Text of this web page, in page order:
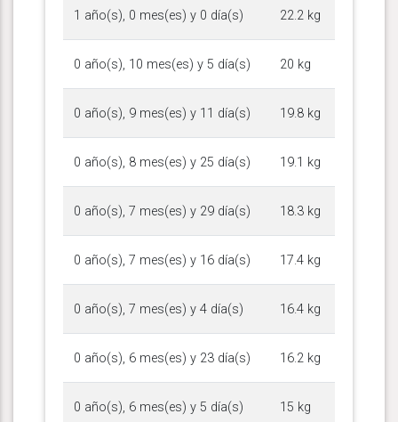
1 año(s), 0 mes(es) y 0 día(s) 22.2 kg
0 año(s), 10 mes(es) y 5 día(s) 20 kg
0 año(s), 9 mes(es) y 11 día(s) 19.8 kg
0 año(s), 8 mes(es) y 25 día(s) 19.1 kg
0 año(s), 7 mes(es) y 29 día(s) 18.3 kg
0 año(s), 7 mes(es) y 16 día(s) 17.4 kg
0 año(s), 7 mes(es) y 4 día(s) 16.4 kg
0 año(s), 6 mes(es) y 23 día(s) 16.2 kg
0 año(s), 6 mes(es) y 5 día(s) 15 kg